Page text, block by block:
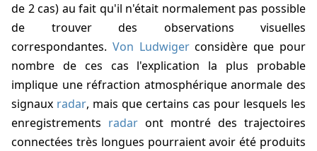
de 2 cas) au fait qu'il n'était normalement pas possible
de trouver des observations visuelles
correspondantes. Von Ludwigerconsidère que pour
nombre de ces cas l'explication la plus probable
implique une réfraction atmosphérique anormale des
signaux radar, mais que certains cas pour lesquels les
enregistrements radar ont montré des trajectoires
connectées très longues pourraient avoir été produits